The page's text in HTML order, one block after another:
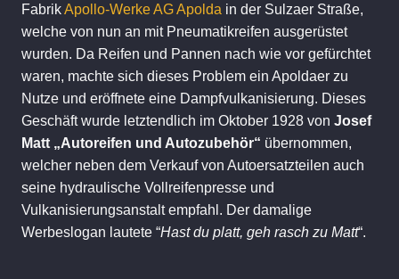
FabrikApollo-Werke AG Apolda in der Sulzaer Straße,
welche von nun an mit Pneumatikreifen ausgerüstet
wurden. Da Reifen und Pannen nach wie vor gefürchtet
waren, machte sich dieses Problem ein Apoldaer zu
Nutze und eröffnete eine Dampfvulkanisierung. Dieses
Geschäft wurde letztendlich im Oktober 1928 von Josef
Matt „Autoreifen und Autozubehör“ übernommen,
welcher neben dem Verkauf von Autoersatzteilen auch
seine hydraulische Vollreifenpresse und
Vulkanisierungsanstalt empfahl. Der damalige
Werbeslogan lautete “Hast du platt, geh rasch zu Matt“.